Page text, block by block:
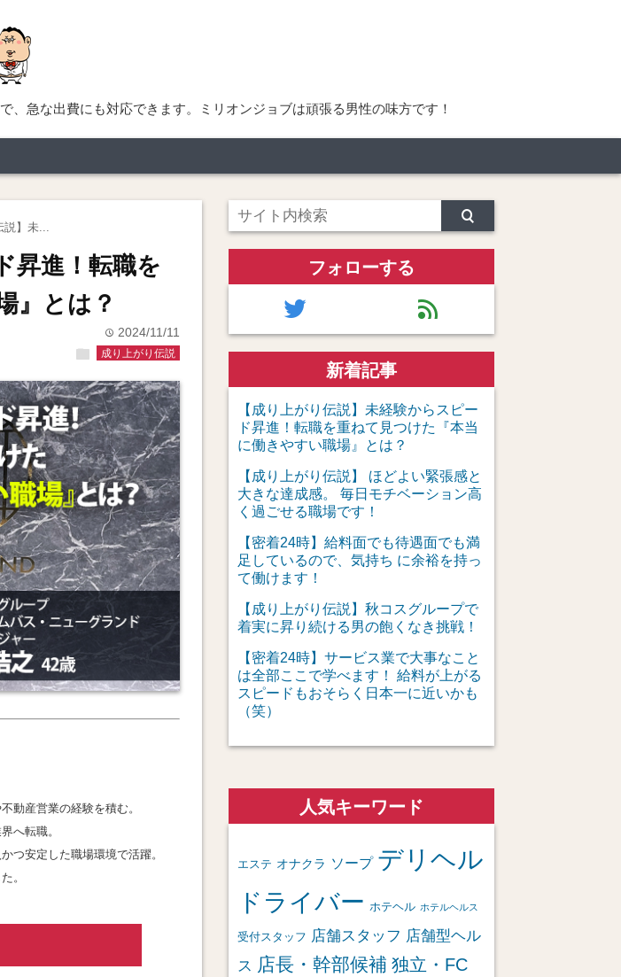
急な出費にも対応できます。ミリオンジョブは頑張る男性の味方です！
説】未...
昇進！転職を
』とは？
time 2024/11/11
folder 成り上がり伝説
動産営業の経験を積む。
へ転職。
つ安定した職場環境で活躍。
。
フォローする
twitter feed
新着記事
【成り上がり伝説】未経験からスピー
ド昇進！転職を重ねて見つけた『本当
に働きやすい職場』とは？
【成り上がり伝説】 ほどよい緊張感と
大きな達成感。 毎日モチベーション高
く過ごせる職場です！
【密着24時】給料面でも待遇面でも満
足しているので、気持ち に余裕を持っ
て働けます！
【成り上がり伝説】秋コスグループで
着実に昇り続ける男の飽くなき挑戦！
【密着24時】サービス業で大事なこと
は全部ここで学べます！ 給料が上がる
スピードもおそらく日本一に近いかも
（笑）
人気キーワード
エステ オナクラ ソープ デリヘル
ドライバー ホテヘル ホテルヘルス
受付スタッフ 店舗スタッフ 店舗型ヘル
ス 店長・幹部候補 独立・FC